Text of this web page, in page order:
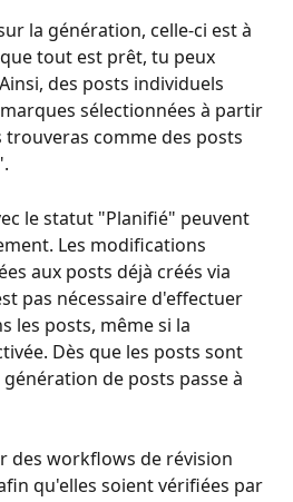
la génération, celle-ci est à
tout est prêt, tu peux
des posts individuels
sélectionnées à partir
trouveras comme des posts
le statut "Planifié" peuvent
Les modifications
aux posts déjà créés via
pas nécessaire d'effectuer
les posts, même si la
Dès que les posts sont
de posts passe à
des workflows de révision
qu'elles soient vérifiées par